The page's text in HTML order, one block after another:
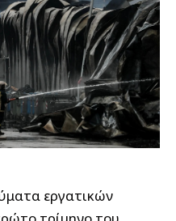
εργατικών